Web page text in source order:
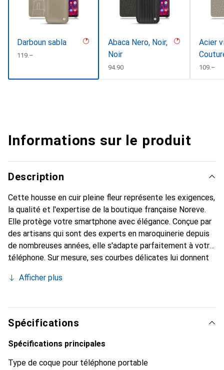
Darboun sabla
CHF
119.–
Abaca Nero, Noir,
Noir
CHF
94.90
Acier
CHF
109.–
Informations sur le produit
Description
Cette housse en cuir pleine fleur représente les exigences,
la qualité et l'expertise de la boutique française Noreve.
Elle protège votre smartphone avec élégance. Conçue par
des artisans qui sont des experts en maroquinerie depuis
de nombreuses années, elle s'adapte parfaitement à votre
téléphone. Sur mesure, ses courbes délicates lui donnent
et indispensable pour votre smartphone. Reconnaître
marque Noreve est un choix sûr pour une clientèle
exigeante.
Afficher plus
Spécifications
Spécifications principales
Type de coque pour téléphone portable